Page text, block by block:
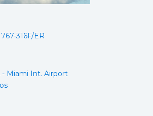
316F/ER
- Miami Int. Airport